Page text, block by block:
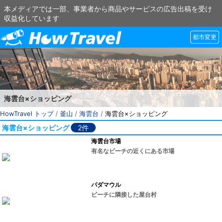
本メディアでは一部、事業者から商品やサービスの広告出稿を受け
収益化しています
都市変更
海雲台×ショッピング
HowTravel トップ/ 釜山 / 海雲台 / 海雲台×ショッピング
海雲台×ショッピング 2件
海雲台市場
有名なビーチの近くにある市場
パダマウル
ビーチに隣接した屋台村